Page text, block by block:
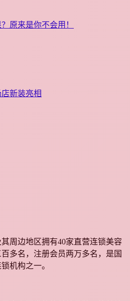
原来是你不会用！
新装亮相
周边地区拥有40家直营连锁美容
多名，注册会员两万多名，是国
机构之一。